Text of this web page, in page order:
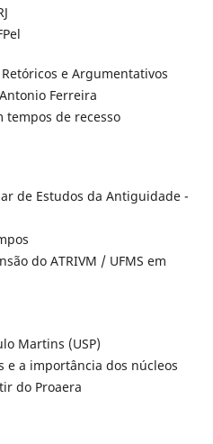
e Argumentativos
Ferreira
tempos de recesso
de Estudos da Antiguidade -
do ATRIVM / UFMS em
Martins (USP)
e a importância dos núcleos
do Proaera